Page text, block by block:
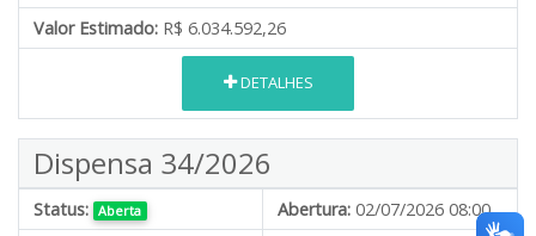
Valor Estimado: R$ 6.034.592,26
DETALHES
Dispensa 34/2026
Status: Aberta Abertura: 02/07/2026 08:00